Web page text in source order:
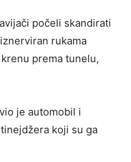
počeli skandirati
rukama
prema tunelu,
je automobil i
koji su ga